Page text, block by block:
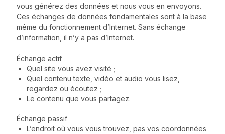
vous générez des données et nous vous en envoyons.
Ces échanges de données fondamentales sont à la base
même du fonctionnement d’Internet. Sans échange
d’information, il n’y a pas d’Internet.
Échange actif
Quel site vous avez visité ;
Quel contenu texte, vidéo et audio vous lisez,
regardez ou écoutez ;
Le contenu que vous partagez.
Échange passif
L’endroit où vous vous trouvez, pas vos coordonnées